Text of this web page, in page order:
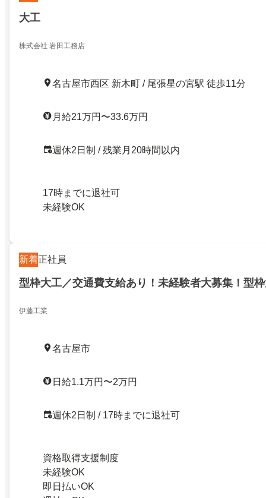
大工
株式会社 岩田工務店
名古屋市西区 新木町 / 尾張星の宮駅 徒歩11分
月給21万円〜33.6万円
週休2日制 / 残業月20時間以内
17時までに退社可
未経験OK
新着正社員
型枠大工／交通費支給あり！未経験者大募集！型
伊藤工業
名古屋市
日給1.1万円〜2万円
週休2日制 / 17時までに退社可
資格取得支援制度
未経験OK
即日払いOK